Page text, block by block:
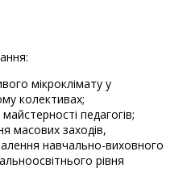
мікроклімату у
колективах;
педагогів;
масових заходів,
навчально-виховного
рівня